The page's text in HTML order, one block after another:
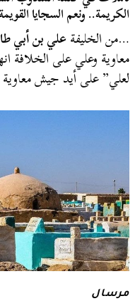
الكريمة.. ونعم السجايا
…من الخليفةعلي بن أبي
معاوية وعلي على الخلافة
لعلي” على أيد جيش معاوية
مرسال